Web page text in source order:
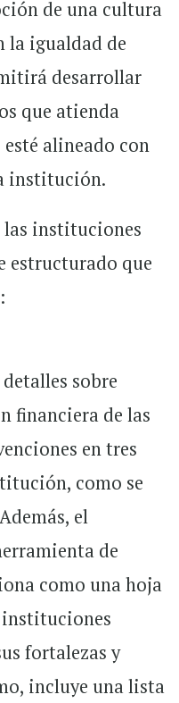
de una cultura
la igualdad de
desarrollar
que atienda
alineado con
institución.
las instituciones
estructurado que
sobre
financiera de las
en tres
como se
el
de
como una hoja
instituciones
fortalezas y
incluye una lista